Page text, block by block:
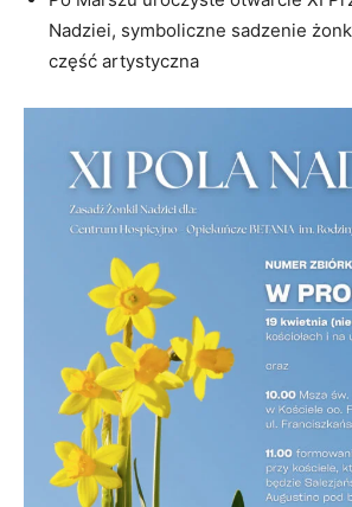
Nadziei, symboliczne sadzenie
część artystyczna